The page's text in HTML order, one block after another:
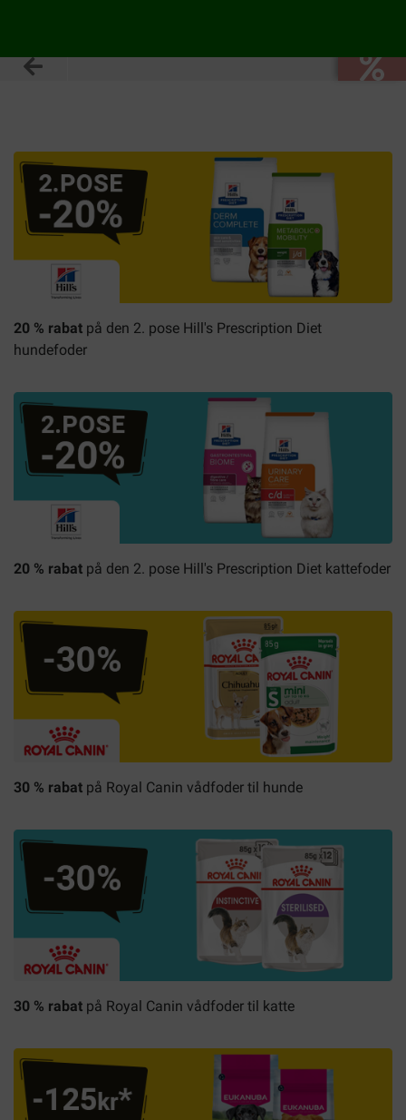
20 % rabat på den 2. pose Hill's Prescription Diet
hundefoder
20 % rabat på den 2. pose Hill's Prescription Diet kattefoder
30 % rabat på Royal Canin vådfoder til hunde
30 % rabat på Royal Canin vådfoder til katte